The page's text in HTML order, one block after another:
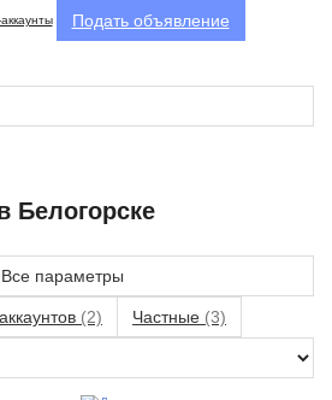
Подать объявление
Белогорске
Все параметры
(2) Частные (3)